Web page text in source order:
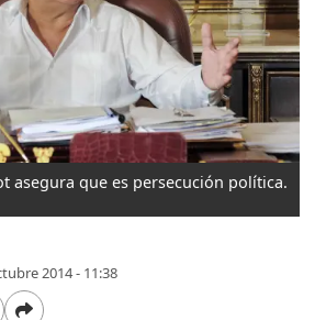
asegura que es persecución política.
2014 - 11:38